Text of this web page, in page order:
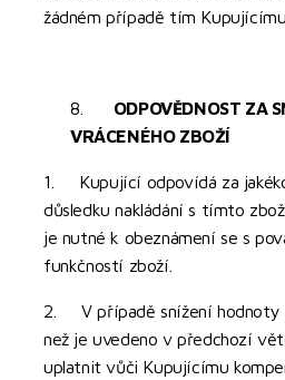
žádném případě tím
8. ODPOVĚDNOST ZA
VRÁCENÉHO ZBOŽÍ
1. Kupující odpovídá za
důsledku nakládání s tímto
je nutné k obeznámení se s
funkčností zboží.
2. V případě snížení hodnoty
než je uvedeno v předchozí
uplatnit vůči Kupujícímu